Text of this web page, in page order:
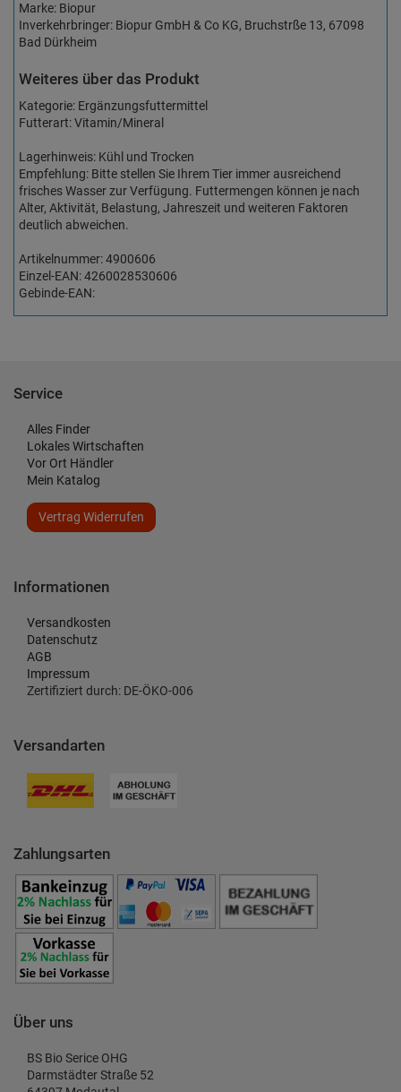
Marke: Biopur
Inverkehrbringer: Biopur GmbH & Co KG, Bruchstrße 13, 67098
Bad Dürkheim
Weiteres über das Produkt
Kategorie: Ergänzungsfuttermittel
Futterart: Vitamin/Mineral
Lagerhinweis: Kühl und Trocken
Empfehlung: Bitte stellen Sie Ihrem Tier immer ausreichend
frisches Wasser zur Verfügung. Futtermengen können je nach
Alter, Aktivität, Belastung, Jahreszeit und weiteren Faktoren
deutlich abweichen.
Artikelnummer: 4900606
Einzel-EAN: 4260028530606
Gebinde-EAN:
Service
Alles Finder
Lokales Wirtschaften
Vor Ort Händler
Mein Katalog
Vertrag Widerrufen
Informationen
Versandkosten
Datenschutz
AGB
Impressum
Zertifiziert durch: DE-ÖKO-006
Versandarten
Zahlungsarten
Über uns
BS Bio Serice OHG
Darmstädter Straße 52